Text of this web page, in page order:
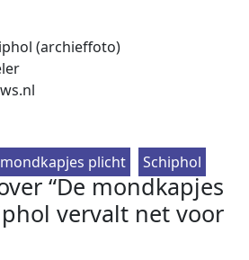
(archieffoto)
mondkapjes plicht Schiphol
“De mondkapjes
vervalt net voor